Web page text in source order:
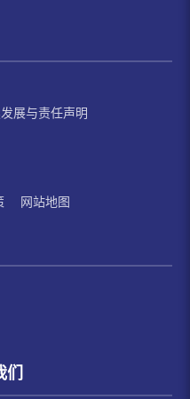
展与责任声明
网站地图
们